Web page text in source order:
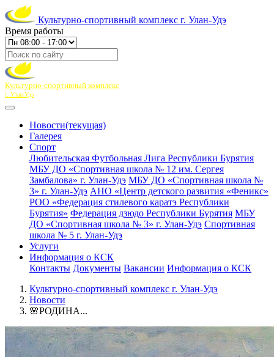
Культурно-спортивный комплекс г. Улан-Удэ
Время работы
Культурно-спортивный комплекс
г. Улан-Удэ
Новости(текущая)
Галерея
Спорт
Любительская Футбольная Лига Республики Бурятия
МБУ ДО «Спортивная школа № 12 им. Сергея
Замбалова» г. Улан-Удэ МБУ ДО «Спортивная школа №
3» г. Улан-Удэ АНО «Центр детского развития «Феникс»
РОО «Федерация стилевого каратэ Республики
Бурятия» Федерация дзюдо Республики Бурятия МБУ
ДО «Спортивная школа № 3» г. Улан-Удэ Спортивная
школа № 5 г. Улан-Удэ
Услуги
Информация о КСК
Контакты Документы Вакансии Информация о КСК
Культурно-спортивный комплекс г. Улан-Удэ
Новости
🌸РОДИНА...